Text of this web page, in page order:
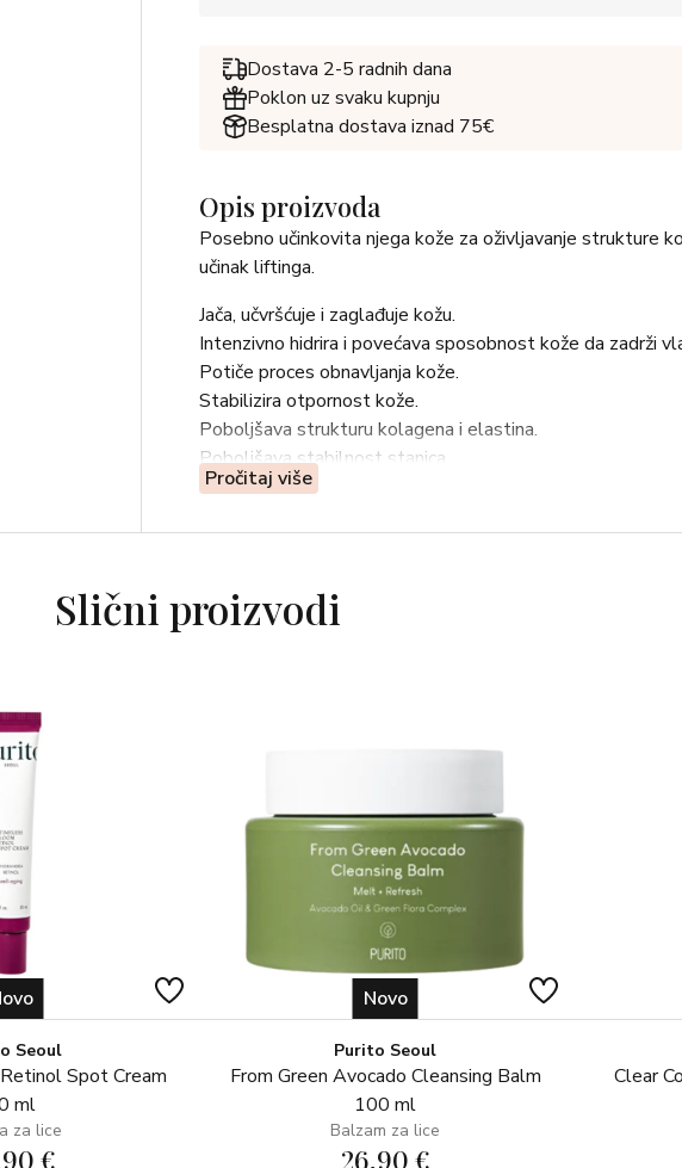
Dostava 2-5 radnih dana
Poklon uz svaku kupnju
Besplatna dostava iznad 75€
Opis proizvoda
Posebno učinkovita njega kože za oživljavanje strukture
učinak liftinga.
Jača, učvršćuje i zaglađuje kožu.
Intenzivno hidrira i povećava sposobnost kože da zadrži
Potiče proces obnavljanja kože.
Stabilizira otpornost kože.
Poboljšava strukturu kolagena i elastina.
Poboljšava stabilnost stanica.
Kožu čini primjetno zaglađenijom i osvježenijom te
Svakodnevno nanosite na područje oko očiju, ujutro i
Zatim nanesite preporučene završne proizvode MBR® za
SYN®-HYCAN
SASTOJCI: AQUA (WATER), GLYCERIN, PENTYLENE
METHYLCELLULOSE, ALCOHOL, PULLULAN,
CARBOMER, AMMONIUM
LECITHIN, ECTOIN, MARIS SAL (SEA SALT), SODIUM
PORPHYRIDIUM CRUENTUM EXTRACT,
AMINOBUTYROYLVALYLAMINOBUTYRIC UREA
AMINOCYCLOHEXANE CARBOXYLATE
Pročitaj više
Slični proizvodi
Seoul
Spot Cream
ml
za lice
€
Novo
Purito Seoul
From Green Avocado Cleansing Balm
100 ml
Balzam za lice
26,90 €
Clear